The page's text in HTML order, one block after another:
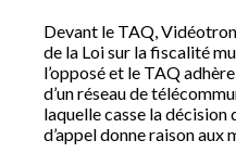
Devant le TAQ,
de la Loi sur la fiscalité
l’opposé et le TAQ
d’un réseau de
laquelle casse la décision
d’appel donne raison